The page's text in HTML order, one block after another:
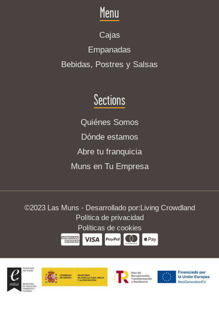
Menu
Cajas
Empanadas
Bebidas, Postres y Salsas
Sections
Quiénes Somos
Dónde estamos
Abre tu franquicia
Muns en Tu Empresa
©2023 Las Muns - Desarrollado por:Living Crowdland
Política de privacidad
Políticas de cookies